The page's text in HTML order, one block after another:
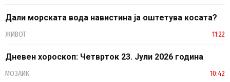
Дали морската вода навистина ја оштетува косата?
ЖИВОТ 11:22
Дневен хороскоп: Четврток 23. Јули 2026 година
МОЗАИК 10:42